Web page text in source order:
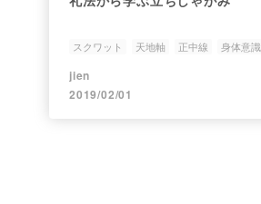
スクワット 天地軸 正中線 身体意識
jien
2019/02/01